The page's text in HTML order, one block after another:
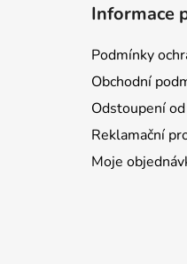
Informace
Podmínky
Obchodní
Odstoupení
Reklamační
Moje